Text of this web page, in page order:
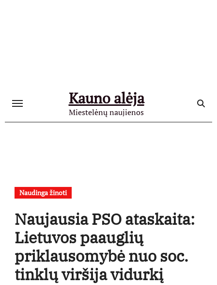
Kauno alėja
Miestelėnų naujienos
Naudinga žinoti
Naujausia PSO ataskaita:
Lietuvos paauglių
priklausomybė nuo soc.
tinklų viršija vidurkį